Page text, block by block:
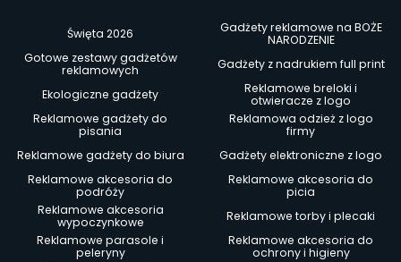
Święta 2026
Gadżety reklamowe na BOŻE
NARODZENIE
Gotowe zestawy gadżetów
reklamowych
Gadżety z nadrukiem full print
Ekologiczne gadżety
Reklamowe breloki i
otwieracze z logo
Reklamowe gadżety do
pisania
Reklamowa odzież z logo
firmy
Reklamowe gadżety do biura
Gadżety elektroniczne z logo
Reklamowe akcesoria do
podróży
Reklamowe akcesoria do
picia
Reklamowe akcesoria
wypoczynkowe
Reklamowe torby i plecaki
Reklamowe parasole i
peleryny
Reklamowe akcesoria do
ochrony i higieny